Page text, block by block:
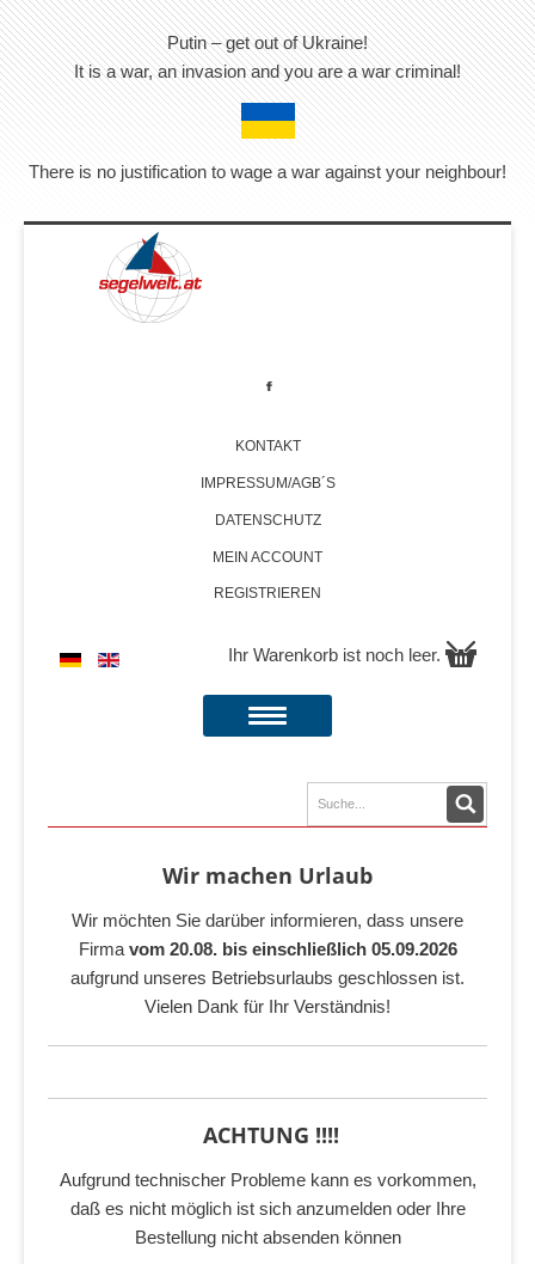
Putin – get out of Ukraine!
It is a war, an invasion and you are a war criminal!
There is no justification to wage a war against your neighbour!
KONTAKT
IMPRESSUM/AGB´S
DATENSCHUTZ
MEIN ACCOUNT
REGISTRIEREN
Ihr Warenkorb ist noch leer.
Wir machen Urlaub
Wir möchten Sie darüber informieren, dass unsere
Firma vom 20.08. bis einschließlich 05.09.2026
aufgrund unseres Betriebsurlaubs geschlossen ist.
Vielen Dank für Ihr Verständnis!
ACHTUNG !!!!
Aufgrund technischer Probleme kann es vorkommen,
daß es nicht möglich ist sich anzumelden oder Ihre
Bestellung nicht absenden können